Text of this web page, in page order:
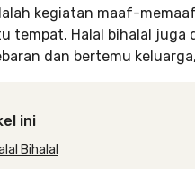
kegiatan maaf-
tempat. Halal bihalal
dan bertemu
ini
Bihalal